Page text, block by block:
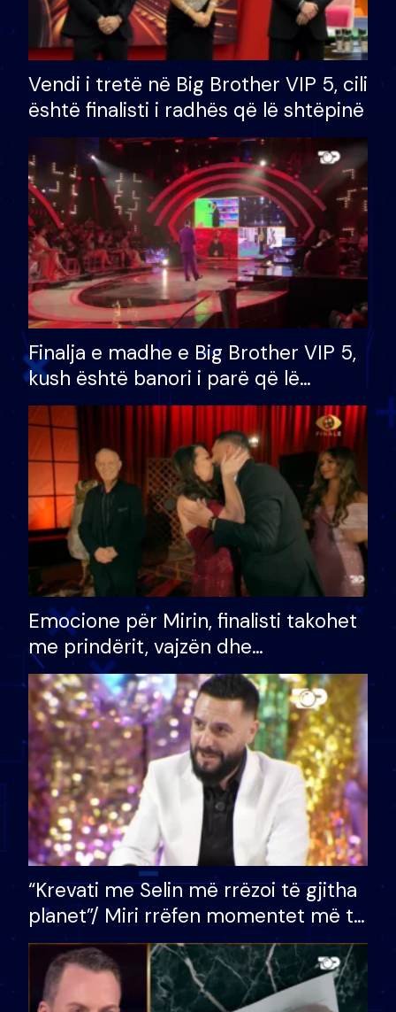
Vendi i tretë në Big Brother VIP 5, cili
është finalisti i radhës që lë shtëpinë
Finalja e madhe e Big Brother VIP 5,
kush është banori i parë që lë
shtëpinë dhe humb mundësinë për
të fituar çmimin e madh
Emocione për Mirin, finalisti takohet
me prindërit, vajzën dhe
bashkëshorten: S’kemi ndonjë letër
divorci apo jo?
“Krevati me Selin më rrëzoi të gjitha
planet”/ Miri rrëfen momentet më të
bukura në shtëpinë e BB VIP: Do më
mungojë zilja e mëngjesit kur…